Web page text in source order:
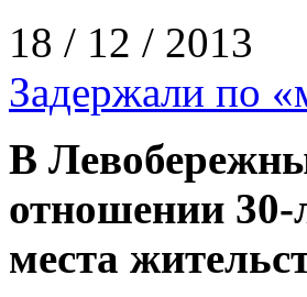
18 / 12 / 2013
Задержали по
В
отношении 30-
места